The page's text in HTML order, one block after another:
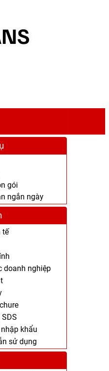
gói
ngắn ngày
tế
doanh nghiệp
khẩu
sử dụng